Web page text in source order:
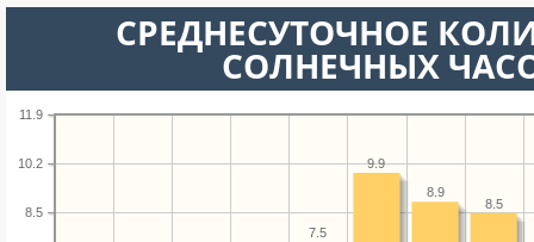
СРЕДНЕСУТОЧНОЕ
СОЛНЕЧНЫХ
8.5
10.2
11.9
8.5
8.9
9.9
7.5